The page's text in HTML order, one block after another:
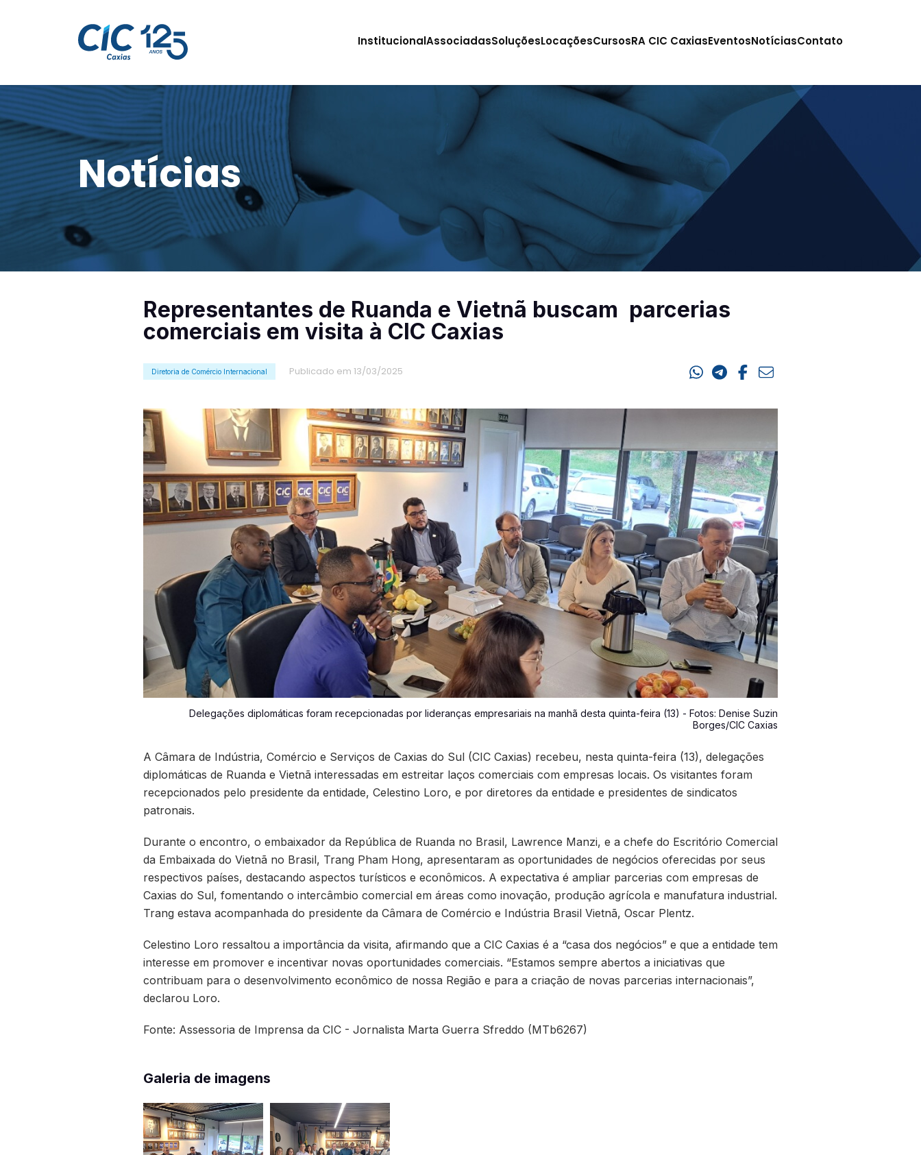
InstitucionalAssociadasSoluçõesLocaçõesCursosRA CIC CaxiasEventosNotíciasContato
Notícias
Representantes de Ruanda e Vietnã buscam parcerias
comerciais em visita à CIC Caxias
Diretoria de Comércio Internacional Publicado em 13/03/2025
Delegações diplomáticas foram recepcionadas por lideranças empresariais na manhã desta quinta-feira (13) - Fotos: Denise Suzin
Borges/CIC Caxias
A Câmara de Indústria, Comércio e Serviços de Caxias do Sul (CIC Caxias) recebeu, nesta quinta-feira (13), delegações
diplomáticas de Ruanda e Vietnã interessadas em estreitar laços comerciais com empresas locais. Os visitantes foram
recepcionados pelo presidente da entidade, Celestino Loro, e por diretores da entidade e presidentes de sindicatos
patronais.
Durante o encontro, o embaixador da República de Ruanda no Brasil, Lawrence Manzi, e a chefe do Escritório Comercial
da Embaixada do Vietnã no Brasil, Trang Pham Hong, apresentaram as oportunidades de negócios oferecidas por seus
respectivos países, destacando aspectos turísticos e econômicos. A expectativa é ampliar parcerias com empresas de
Caxias do Sul, fomentando o intercâmbio comercial em áreas como inovação, produção agrícola e manufatura industrial.
Trang estava acompanhada do presidente da Câmara de Comércio e Indústria Brasil Vietnã, Oscar Plentz.
Celestino Loro ressaltou a importância da visita, afirmando que a CIC Caxias é a “casa dos negócios” e que a entidade tem
interesse em promover e incentivar novas oportunidades comerciais. “Estamos sempre abertos a iniciativas que
contribuam para o desenvolvimento econômico de nossa Região e para a criação de novas parcerias internacionais”,
declarou Loro.
Fonte: Assessoria de Imprensa da CIC - Jornalista Marta Guerra Sfreddo (MTb6267)
Galeria de imagens